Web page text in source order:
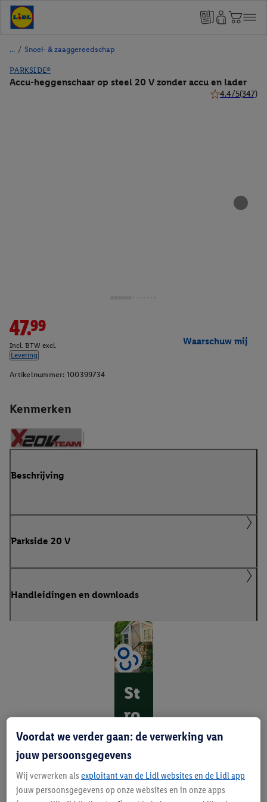
/ Snoei- & zaaggereedschap
PARKSIDE®
Accu-heggenschaar op steel 20 V zonder accu en lader
4.4/5(347)
Kenmerken
47.99
Incl. BTW excl.
Levering
Waarschuw mij
Artikelnummer: 100399734
Beschrijving
Parkside 20 V
Handleidingen en downloads
St
ro
o
m
vo
Voordat we verder gaan: de verwerking van
jouw persoonsgegevens
Wij verwerken als exploitant van de Lidl websites en de Lidl app
jouw persoonsgegevens op onze websites en in onze apps